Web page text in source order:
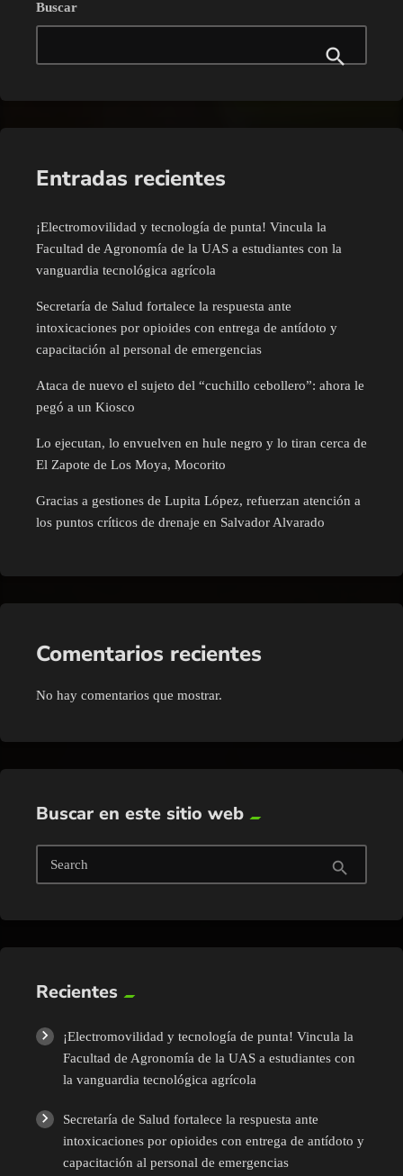
Buscar
Entradas recientes
¡Electromovilidad y tecnología de punta! Vincula la
Facultad de Agronomía de la UAS a estudiantes con la
vanguardia tecnológica agrícola
Secretaría de Salud fortalece la respuesta ante
intoxicaciones por opioides con entrega de antídoto y
capacitación al personal de emergencias
Ataca de nuevo el sujeto del “cuchillo cebollero”: ahora le
pegó a un Kiosco
Lo ejecutan, lo envuelven en hule negro y lo tiran cerca de
El Zapote de Los Moya, Mocorito
Gracias a gestiones de Lupita López, refuerzan atención a
los puntos críticos de drenaje en Salvador Alvarado
Comentarios recientes
No hay comentarios que mostrar.
Buscar en este sitio web
Search search
Recientes
¡Electromovilidad y tecnología de punta! Vincula la
Facultad de Agronomía de la UAS a estudiantes con
la vanguardia tecnológica agrícola
Secretaría de Salud fortalece la respuesta ante
intoxicaciones por opioides con entrega de antídoto y
capacitación al personal de emergencias